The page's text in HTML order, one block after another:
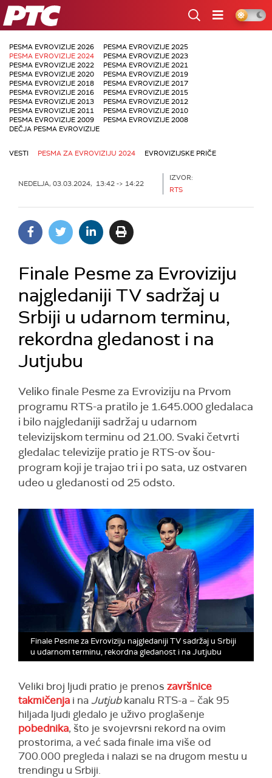
RTS
PESMA EVROVIZIJE 2026
PESMA EVROVIZIJE 2025
PESMA EVROVIZIJE 2024
PESMA EVROVIZIJE 2023
PESMA EVROVIZIJE 2022
PESMA EVROVIZIJE 2021
PESMA EVROVIZIJE 2020
PESMA EVROVIZIJE 2019
PESMA EVROVIZIJE 2018
PESMA EVROVIZIJE 2017
PESMA EVROVIZIJE 2016
PESMA EVROVIZIJE 2015
PESMA EVROVIZIJE 2013
PESMA EVROVIZIJE 2012
PESMA EVROVIZIJE 2011
PESMA EVROVIZIJE 2010
PESMA EVROVIZIJE 2009
PESMA EVROVIZIJE 2008
DEČJA PESMA EVROVIZIJE
VESTI PESMA ZA EVROVIZIJU 2024 EVROVIZIJSKE PRIČE
NEDELJA, 03.03.2024, 13:42 -> 14:22
IZVOR:
RTS
Finale Pesme za Evroviziju
najgledaniji TV sadržaj u
Srbiji u udarnom terminu,
rekordna gledanost i na
Jutjubu
Veliko finale Pesme za Evroviziju na Prvom
programu RTS-a pratilo je 1.645.000 gledalaca
i bilo najgledaniji sadržaj u udarnom
televizijskom terminu od 21.00. Svaki četvrti
gledalac televizije pratio je RTS-ov šou-
program koji je trajao tri i po sata, uz ostvaren
udeo u gledanosti od 25 odsto.
Finale Pesme za Evroviziju najgledaniji TV sadržaj u Srbiji
u udarnom terminu, rekordna gledanost i na Jutjubu
Veliki broj ljudi pratio je prenos završnice
takmičenja i na Jutjubkanalu RTS-a – čak 95
hiljada ljudi gledalo je uživo proglašenje
pobednika, što je svojevrsni rekord na ovim
prostorima, a već sada finale ima više od
700.000 pregleda i nalazi se na drugom mestu u
trendingu u Srbiji.